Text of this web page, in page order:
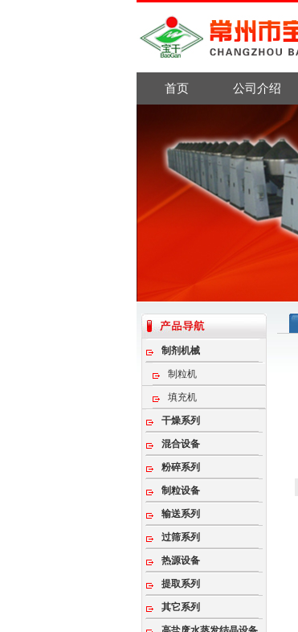
首页 公司介绍
制剂机械
制粒机
填充机
干燥系列
混合设备
粉碎系列
制粒设备
输送系列
过筛系列
热源设备
提取系列
其它系列